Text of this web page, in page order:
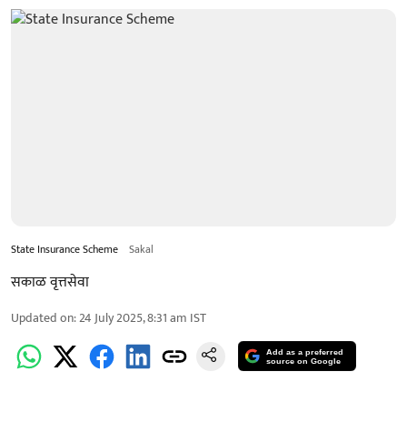
State Insurance Scheme Sakal
सकाळ वृत्तसेवा
Updated on:24 July 2025, 8:31 am IST
Add as a preferred
source on Google